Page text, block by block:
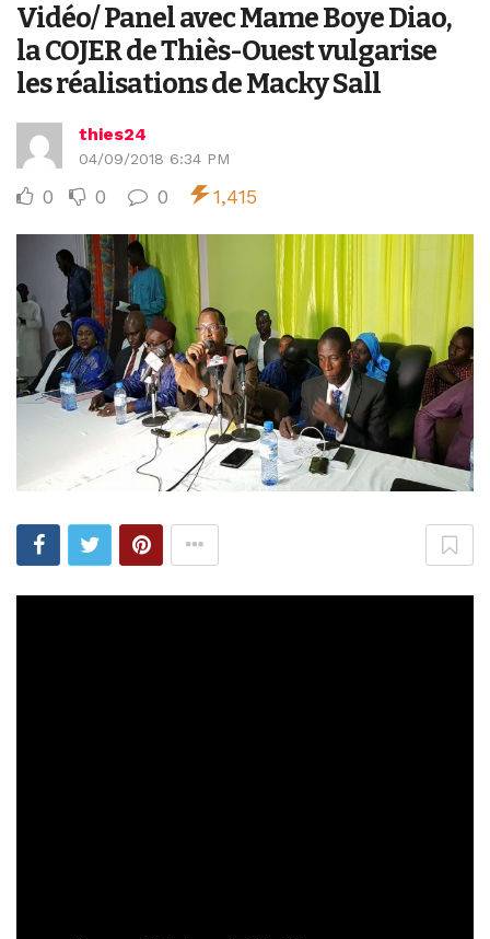
Vidéo/ Panel avec Mame Boye Diao,
la COJER de Thiès-Ouest vulgarise
les réalisations de Macky Sall
thies24
04/09/2018 6:34 PM
0 0 0 1,415